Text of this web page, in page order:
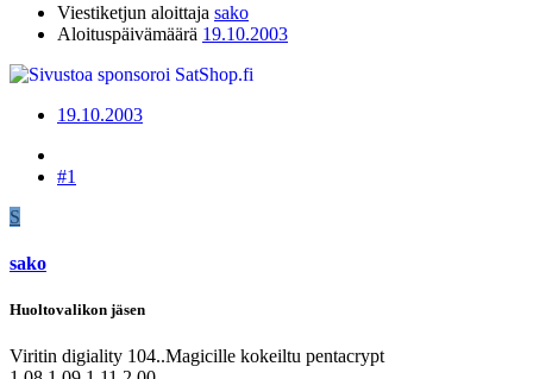
Viestiketjun aloittaja sako
Aloituspäivämäärä 19.10.2003
19.10.2003
#1
S
sako
Huoltovalikon jäsen
Viritin digiality 104..Magicille kokeiltu pentacrypt